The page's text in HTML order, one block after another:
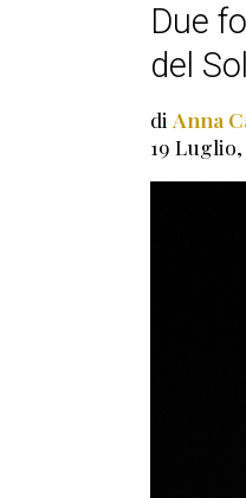
Due
del
di Anna
19 Luglio,